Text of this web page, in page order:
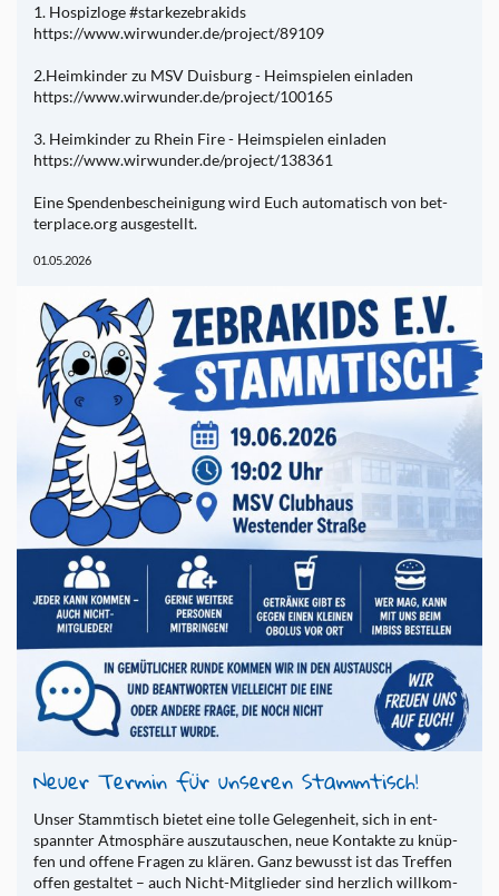
1. Ho­spiz­lo­ge #star­ke­ze­bra­kids
https://www.wir­wun­der.de/pro­ject/89109
2.Heim­kin­der zu MSV Duis­burg - Heim­spie­len ein­la­den
https://www.wir­wun­der.de/pro­ject/100165
3. Heim­kin­der zu Rhein Fire - Heim­spie­len ein­la­den
https://www.wir­wun­der.de/pro­ject/138361
Eine Spen­den­be­schei­ni­gung wird Euch au­to­ma­tisch von bet­
ter­place.org aus­ge­stellt.
01.05.2026
Neuer Ter­min für un­se­ren Stamm­tisch!
Unser Stamm­tisch bie­tet eine tolle Ge­le­gen­heit, sich in ent­
spann­ter At­mo­sphä­re aus­zut­au­schen, neue Kon­tak­te zu knüp­
fen und of­fe­ne Fra­gen zu klä­ren. Ganz be­wusst ist das Tref­fen
offen ge­stal­tet – auch Nicht-Mit­glie­der sind herz­lich will­kom­